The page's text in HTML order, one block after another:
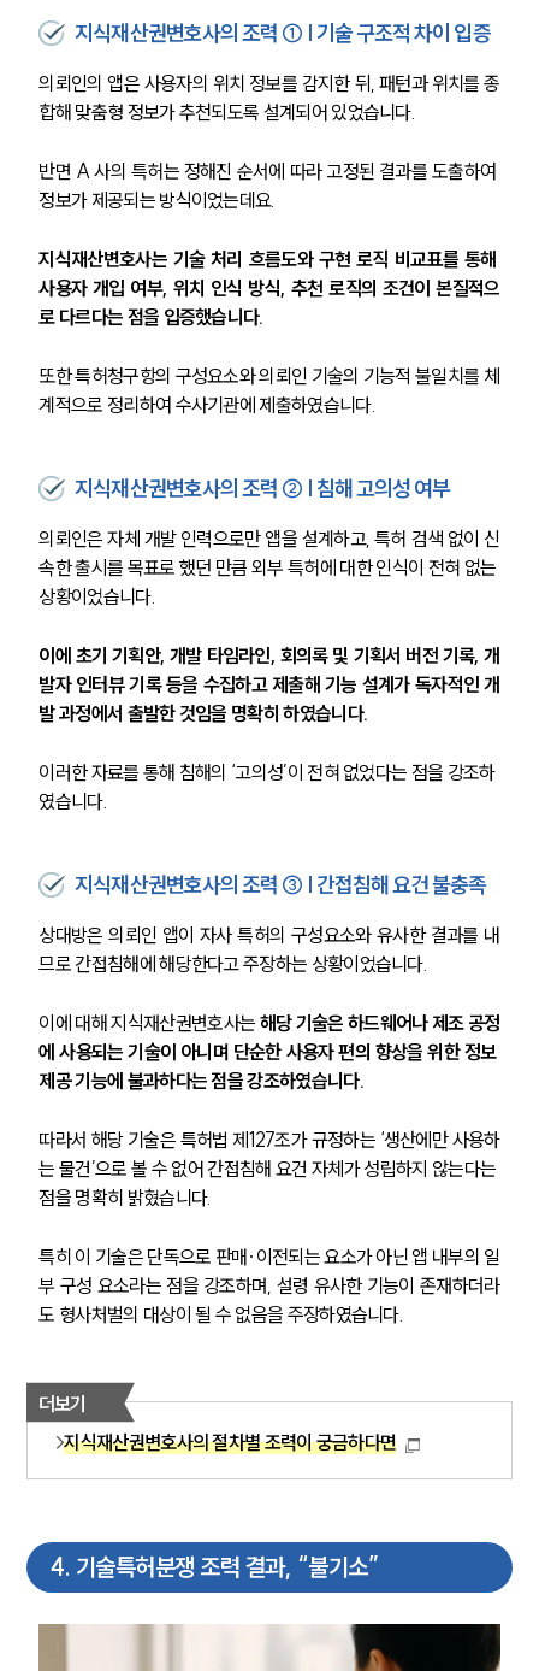
그룹소개
그룹소개
글로벌 파트너 로펌
통합검색
AI대륜
업무사례
주요 업무사례
사례분석/최신동향
지식재산권변호사의 조력 ① | 기술 구조적 차이 입증
의뢰인의 앱은 사용자의 위치 정보를 감지한 뒤, 패턴과 위치를 종
합해 맞춤형 정보가 추천되도록 설계되어 있었습니다.
반면 A 사의 특허는 정해진 순서에 따라 고정된 결과를 도출하여
정보가 제공되는 방식이었는데요.
지식재산변호사는 기술 처리 흐름도와 구현 로직 비교표를 통해
사용자 개입 여부, 위치 인식 방식, 추천 로직의 조건이 본질적으
로 다르다는 점을 입증했습니다.
또한 특허청구항의 구성요소와 의뢰인 기술의 기능적 불일치를 체
계적으로 정리하여 수사기관에 제출하였습니다.
지식재산권변호사의 조력 ② | 침해 고의성 여부
의뢰인은 자체 개발 인력으로만 앱을 설계하고, 특허 검색 없이 신
속한 출시를 목표로 했던 만큼 외부 특허에 대한 인식이 전혀 없는
상황이었습니다.
이에 초기 기획안, 개발 타임라인, 회의록 및 기획서 버전 기록, 개
발자 인터뷰 기록 등을 수집하고 제출해 기능 설계가 독자적인 개
발 과정에서 출발한 것임을 명확히 하였습니다.
이러한 자료를 통해 침해의 ‘고의성’이 전혀 없었다는 점을 강조하
였습니다.
지식재산권변호사의 조력 ③ | 간접침해 요건 불충족
상대방은 의뢰인 앱이 자사 특허의 구성요소와 유사한 결과를 내
므로 간접침해에 해당한다고 주장하는 상황이었습니다.
이에 대해 지식재산권변호사는 해당 기술은 하드웨어나 제조 공정
에 사용되는 기술이 아니며 단순한 사용자 편의 향상을 위한 정보
제공 기능에 불과하다는 점을 강조하였습니다.
따라서 해당 기술은 특허법 제127조가 규정하는 ‘생산에만 사용하
는 물건’으로 볼 수 없어 간접침해 요건 자체가 성립하지 않는다는
점을 명확히 밝혔습니다.
특히 이 기술은 단독으로 판매·이전되는 요소가 아닌 앱 내부의 일
부 구성 요소라는 점을 강조하며, 설령 유사한 기능이 존재하더라
도 형사처벌의 대상이 될 수 없음을 주장하였습니다.
더보기
지식재산권변호사의 절차별 조력이 궁금하다면
4. 기술특허분쟁 조력 결과, “불기소”